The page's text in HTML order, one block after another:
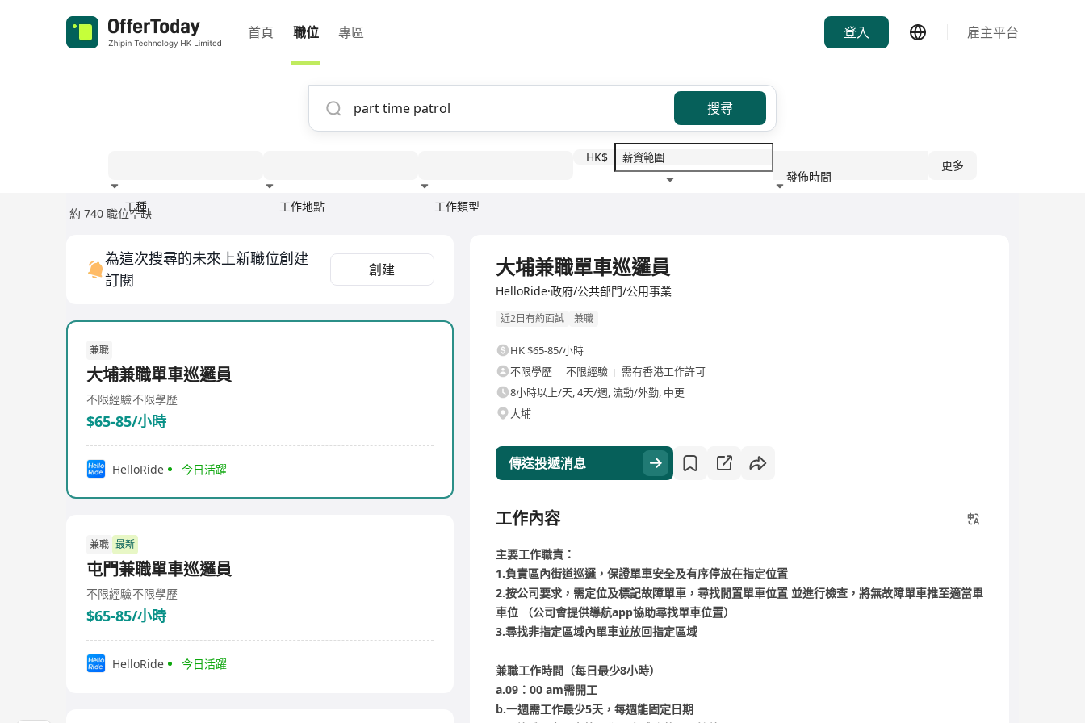
首頁 職位 專區 登入 雇主平台
搜尋
工種 工作地點 工作類型
HK$
發佈時間
更多
約 740 職位空缺
為這次搜尋的未來上新職位創建
訂閱
創建
兼職
大埔兼職單車巡邏員
不限經驗不限學歷
$65-85/小時
HelloRide 今日活躍
兼職 最新
屯門兼職單車巡邏員
不限經驗不限學歷
$65-85/小時
HelloRide 今日活躍
大埔兼職單車巡邏員
HelloRide·政府/公共部門/公用事業
近2日有約面試 兼職
HK $65-85/小時
不限學歷
不限經驗
需有香港工作許可
8小時以上/天, 4天/週, 流動/外勤, 中更
大埔
傳送投遞消息
工作內容
主要工作職責：
1.負責區內街道巡邏，保證單車安全及有序停放在指定位置
2.按公司要求，需定位及標記故障單車，尋找閒置單車位置 並進行檢查，將無故障單車推至適當單
車位 （公司會提供導航app協助尋找單車位置）
3.尋找非指定區域內單車並放回指定區域
兼職工作時間（每日最少8小時）
a.09：00 am需開工
b.一週需工作最少5天，每週能固定日期